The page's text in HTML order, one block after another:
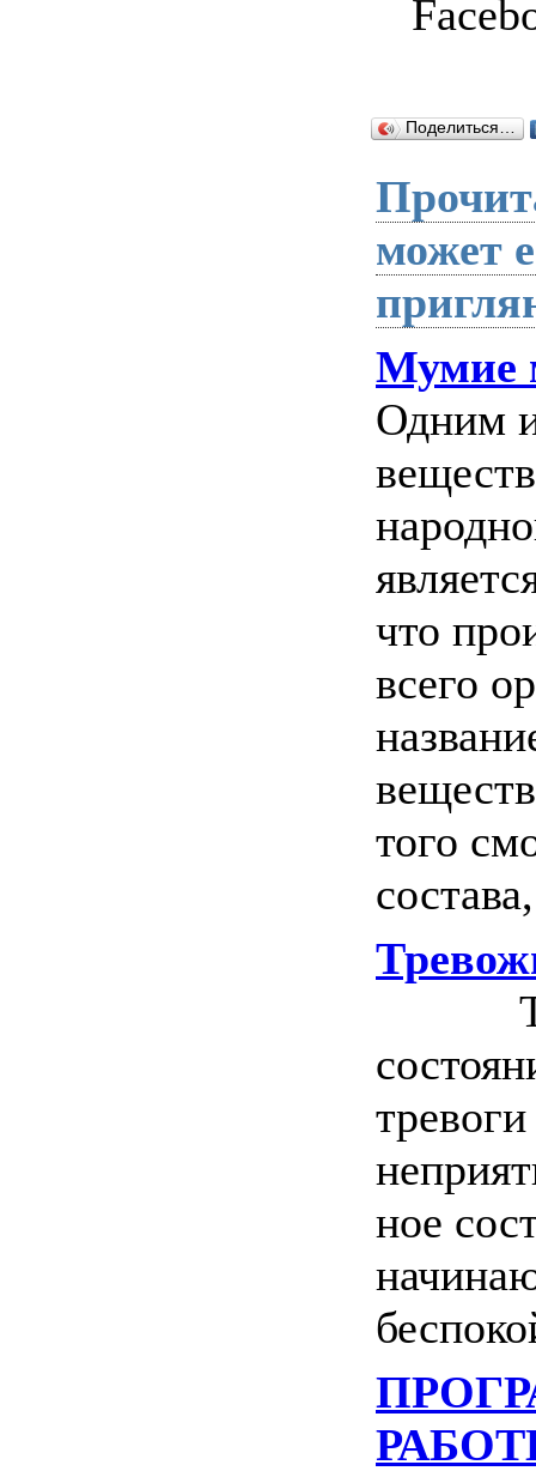
Поделиться…
может
Мумие
Одним
что
всего
того
ное